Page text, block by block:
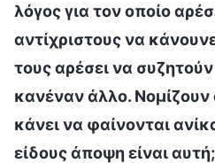
λόγος για τον οποίο
αντίχριστους να
τους αρέσει να
κανέναν άλλο. Νομίζουν
κάνει να φαίνονται
είδους άποψη είναι